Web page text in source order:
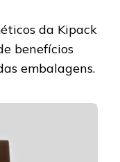
da Kipack
benefícios
embalagens.